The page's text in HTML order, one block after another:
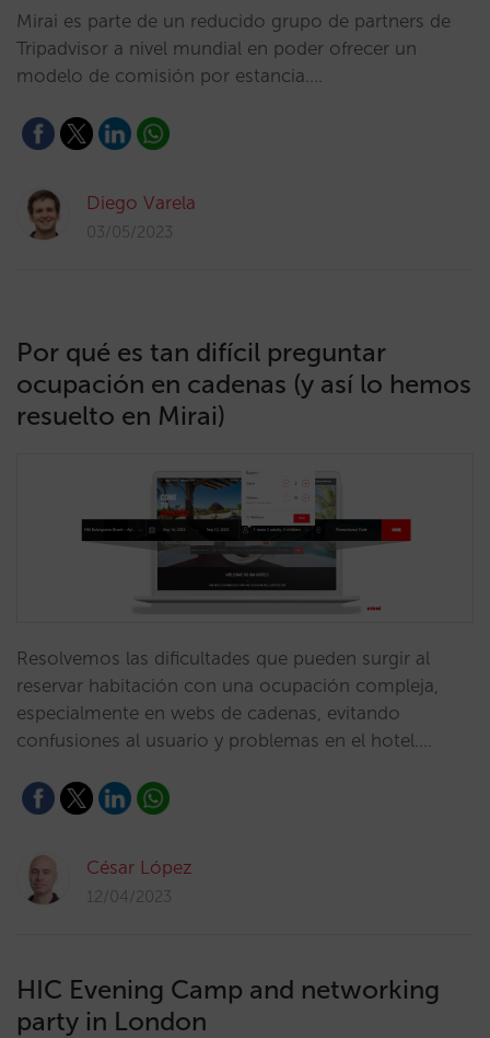
Mirai es parte de un reducido grupo de partners de
Tripadvisor a nivel mundial en poder ofrecer un
modelo de comisión por estancia.…
Diego Varela
03/05/2023
Por qué es tan difícil preguntar
ocupación en cadenas (y así lo hemos
resuelto en Mirai)
Resolvemos las dificultades que pueden surgir al
reservar habitación con una ocupación compleja,
especialmente en webs de cadenas, evitando
confusiones al usuario y problemas en el hotel.…
César López
12/04/2023
HIC Evening Camp and networking
party in London